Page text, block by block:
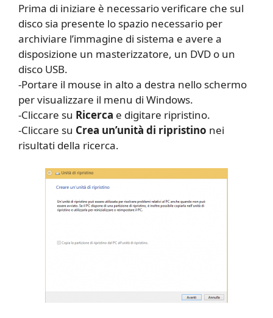
Prima di iniziare è necessario verificare che sul
disco sia presente lo spazio necessario per
archiviare l’immagine di sistema e avere a
disposizione un masterizzatore, un DVD o un
disco USB.
-Portare il mouse in alto a destra nello schermo
per visualizzare il menu di Windows.
-Cliccare su Ricerca e digitare ripristino.
-Cliccare su Crea un’unità di ripristino nei
risultati della ricerca.